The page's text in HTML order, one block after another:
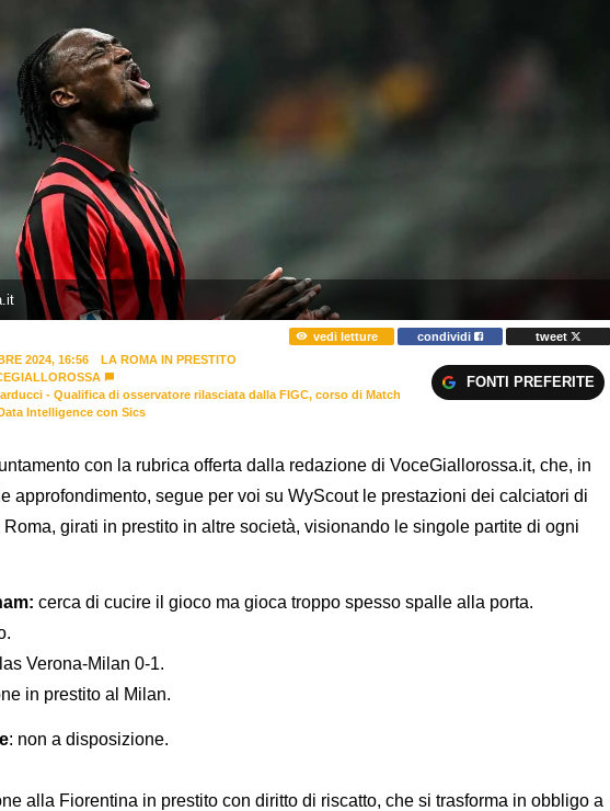
vedi letture condividi
tweet
2024, 16:56
LA ROMA IN PRESTITO
- Qualifica di osservatore rilasciata dalla FIGC, corso di Match
Intelligence con Sics
FONTI PREFERITE
con la rubrica offerta dalla redazione di VoceGiallorossa.it, che, in
approfondimento, segue per voi su WyScout le prestazioni dei calciatori di
girati in prestito in altre società, visionando le singole partite di ogni
cerca di cucire il gioco ma gioca troppo spesso spalle alla porta.
Verona-Milan 0-1.
in prestito al Milan.
: non a disposizione.
alla Fiorentina in prestito con diritto di riscatto, che si trasforma in obbligo a